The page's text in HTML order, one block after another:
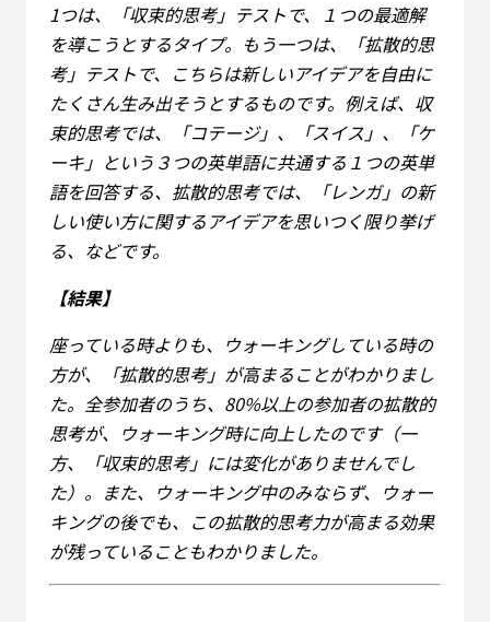
1つは、「収束的思考」テストで、１つの最適解
を導こうとするタイプ。もう一つは、「拡散的思
考」テストで、こちらは新しいアイデアを自由に
たくさん生み出そうとするものです。例えば、収
束的思考では、「コテージ」、「スイス」、「ケ
ーキ」という３つの英単語に共通する１つの英単
語を回答する、拡散的思考では、「レンガ」の新
しい使い方に関するアイデアを思いつく限り挙げ
る、などです。
【結果】
座っている時よりも、ウォーキングしている時の
方が、「拡散的思考」が高まることがわかりまし
た。全参加者のうち、80%以上の参加者の拡散的
思考が、ウォーキング時に向上したのです（一
方、「収束的思考」には変化がありませんでし
た）。また、ウォーキング中のみならず、ウォー
キングの後でも、この拡散的思考力が高まる効果
が残っていることもわかりました。